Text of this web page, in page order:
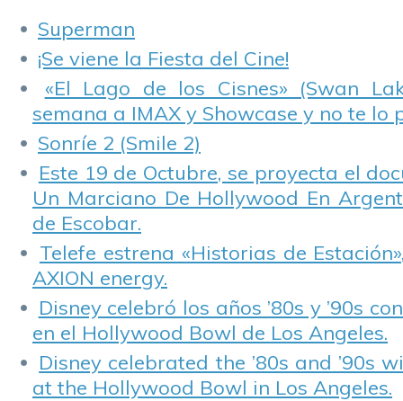
Transeuropa.
Superman
¡Se viene la Fiesta del Cine!
«El Lago de los Cisnes» (Swan
semana a IMAX y Showcase y no te lo
Sonríe 2 (Smile 2)
Este 19 de Octubre, se proyecta el
Un Marciano De Hollywood En
de Escobar.
Telefe estrena «Historias de
AXION energy.
Disney celebró los años ’80s y ’90s
en el Hollywood Bowl de Los Angeles.
Disney celebrated the ’80s and ’90s
at the Hollywood Bowl in Los Angeles.